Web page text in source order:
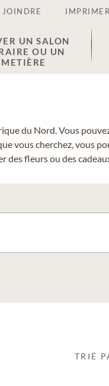
JOINDRE IMPRIMER
UN SALON
OU UN
du Nord. Vous
vous cherchez, vous
fleurs ou des
TRIÉ